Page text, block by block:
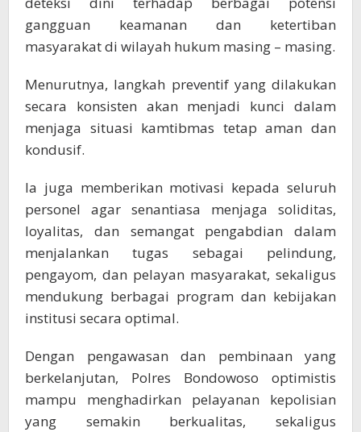
gangguan keamanan dan ketertiban
masyarakat di wilayah hukum masing – masing.
Menurutnya, langkah preventif yang dilakukan
secara konsisten akan menjadi kunci dalam
menjaga situasi kamtibmas tetap aman dan
kondusif.
Ia juga memberikan motivasi kepada seluruh
personel agar senantiasa menjaga soliditas,
loyalitas, dan semangat pengabdian dalam
menjalankan tugas sebagai pelindung,
pengayom, dan pelayan masyarakat, sekaligus
mendukung berbagai program dan kebijakan
institusi secara optimal.
Dengan pengawasan dan pembinaan yang
berkelanjutan, Polres Bondowoso optimistis
mampu menghadirkan pelayanan kepolisian
yang semakin berkualitas, sekaligus